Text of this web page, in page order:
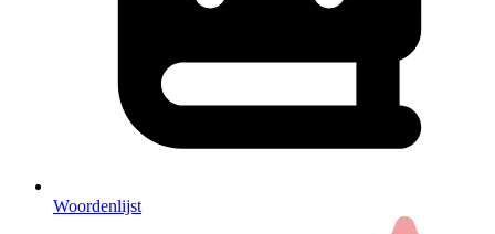
Woordenlijst